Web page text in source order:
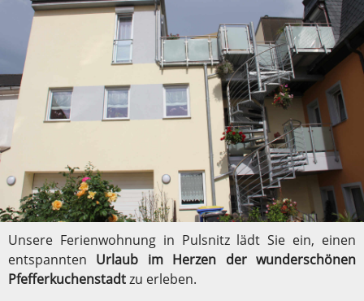
Unsere Ferienwohnung in Pulsnitz lädt Sie ein, einen
entspannten Urlaub im Herzen der wunderschönen
Pfefferkuchenstadtzu erleben.